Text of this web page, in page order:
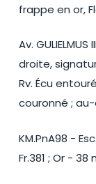
frappe en or,
Av. GULIELMUS
droite,
Rv. Écu
couronné ;
KM.PnA98 -
Fr.381 ; Or - 38